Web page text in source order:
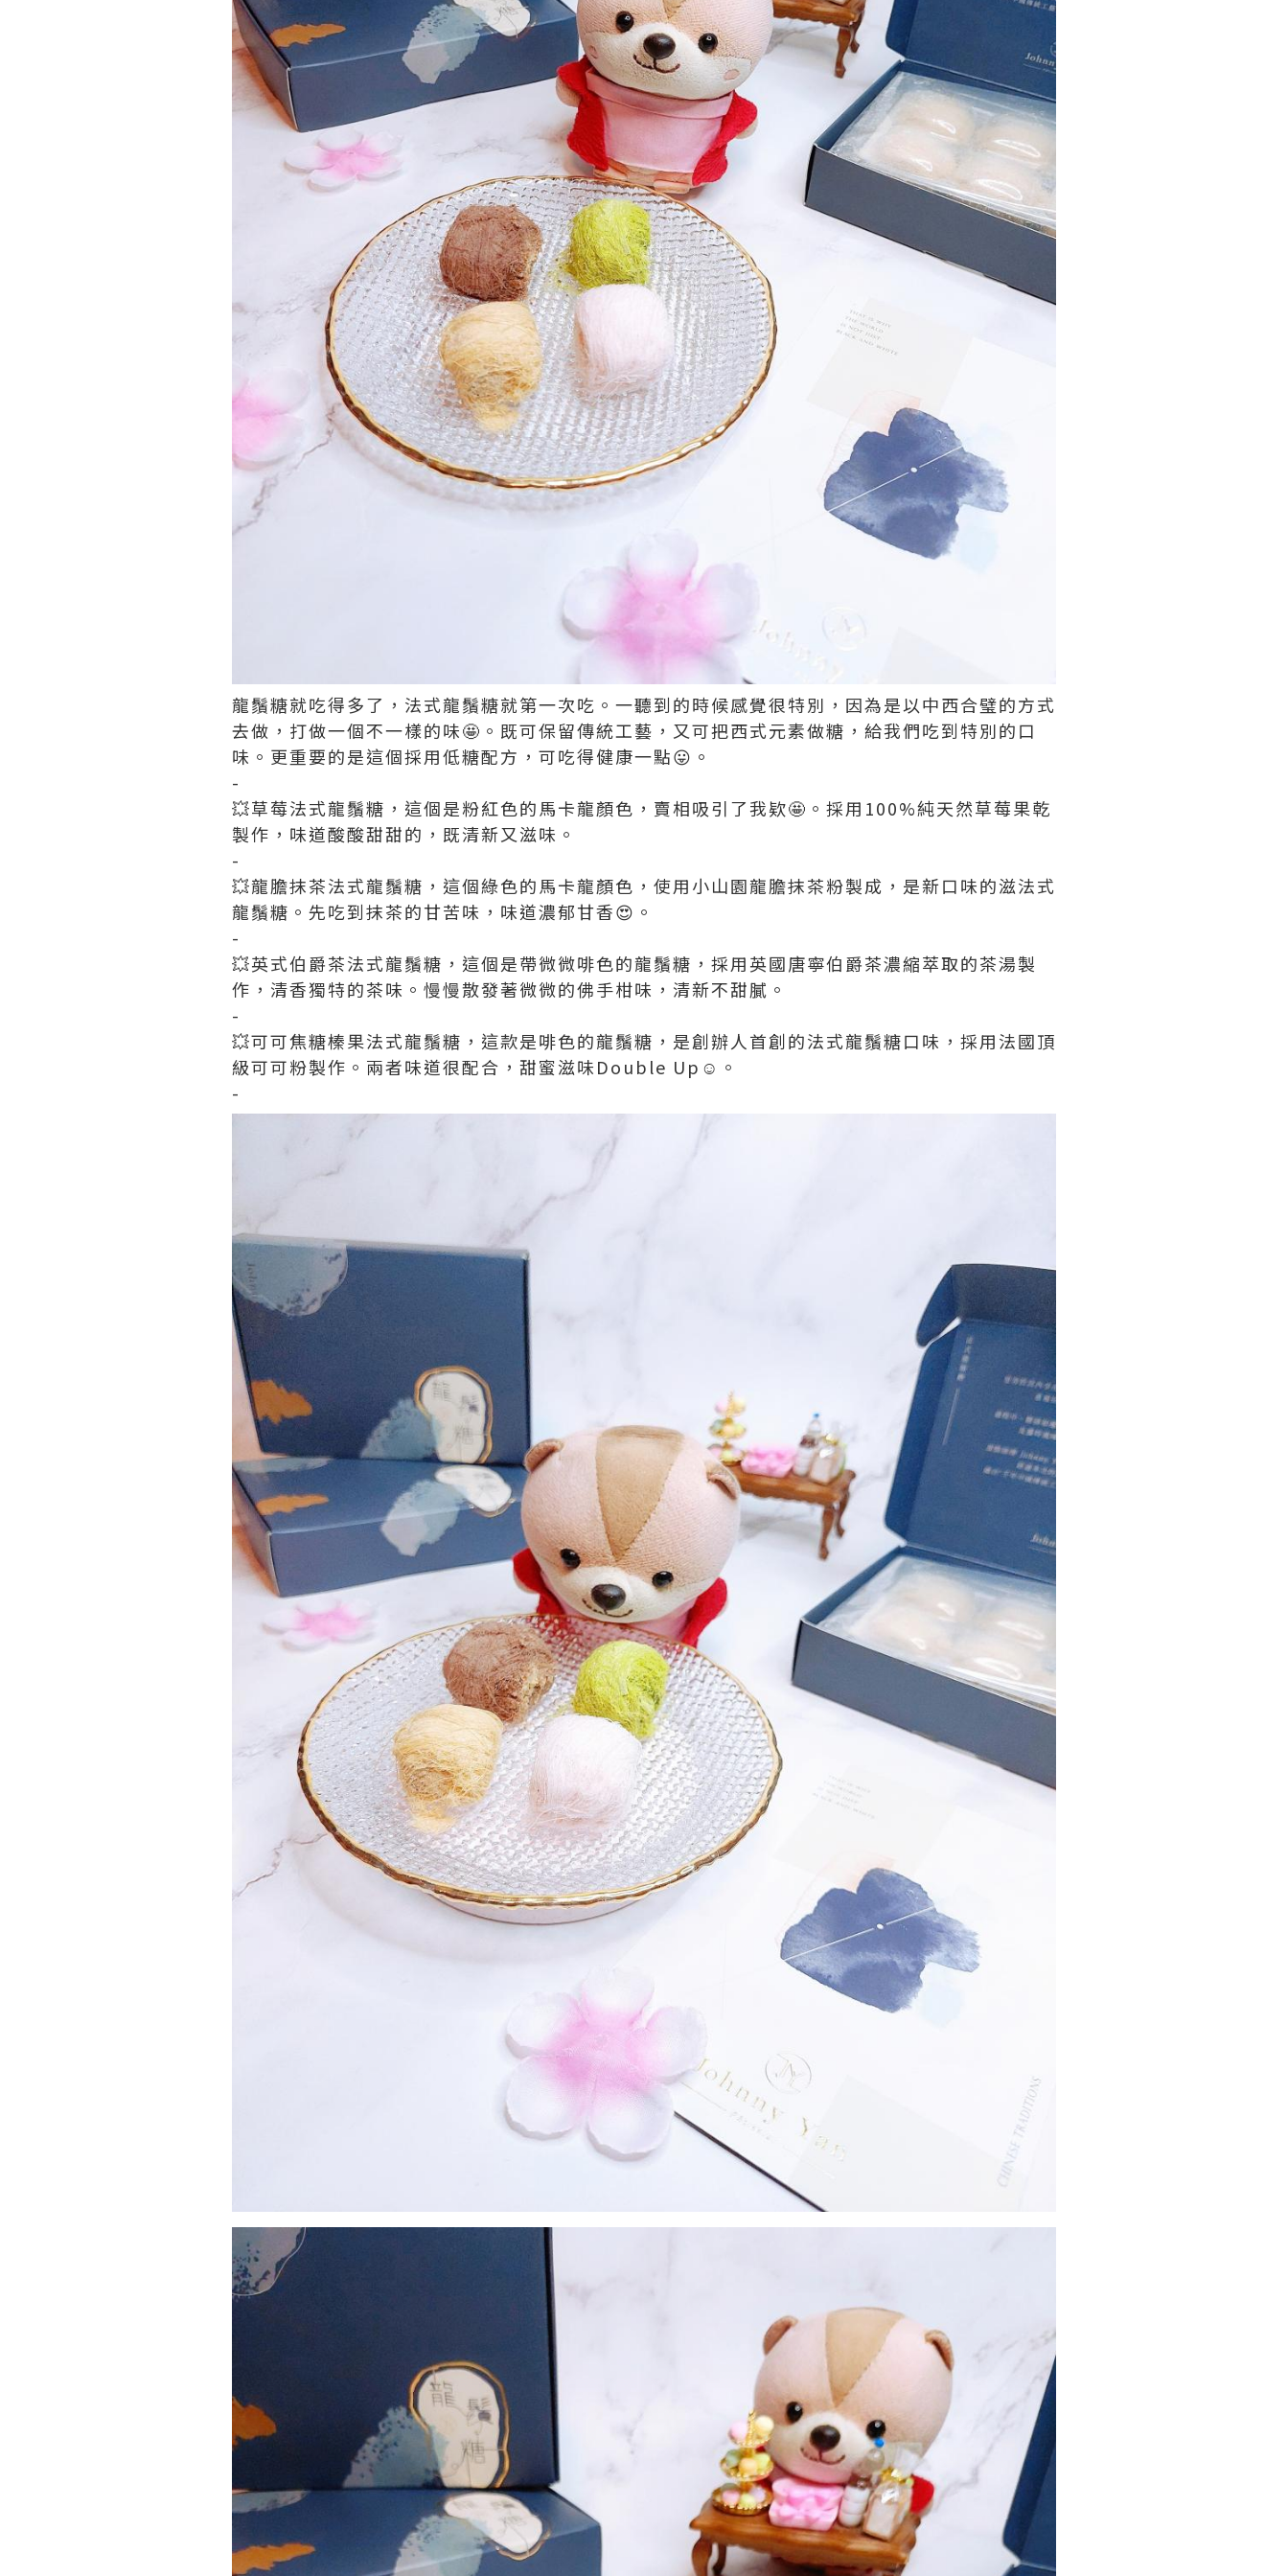
龍鬚糖就吃得多了，法式龍鬚糖就第一次吃。一聽到的時候感覺很特別，因為是以中西合璧的方式
去做，打做一個不一樣的味🤩。既可保留傳統工藝，又可把西式元素做糖，給我們吃到特別的口
味。更重要的是這個採用低糖配方，可吃得健康一點😛。
-
💥草莓法式龍鬚糖，這個是粉紅色的馬卡龍顏色，賣相吸引了我欵🤩。採用100%純天然草莓果乾
製作，味道酸酸甜甜的，既清新又滋味。
-
💥龍膽抹茶法式龍鬚糖，這個綠色的馬卡龍顏色，使用小山園龍膽抹茶粉製成，是新口味的滋法式
龍鬚糖。先吃到抹茶的甘苦味，味道濃郁甘香😍。
-
💥英式伯爵茶法式龍鬚糖，這個是帶微微啡色的龍鬚糖，採用英國唐寧伯爵茶濃縮萃取的茶湯製
作，清香獨特的茶味。慢慢散發著微微的佛手柑味，清新不甜膩。
-
💥可可焦糖榛果法式龍鬚糖，這款是啡色的龍鬚糖，是創辦人首創的法式龍鬚糖口味，採用法國頂
級可可粉製作。兩者味道很配合，甜蜜滋味Double Up☺。
-